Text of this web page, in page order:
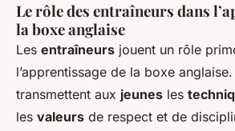
Le rôle des entraîneurs dans
la boxe anglaise
Les entraîneurs jouent un rôle
l’apprentissage de la boxe
transmettent aux jeunes les
les valeurs de respect et de